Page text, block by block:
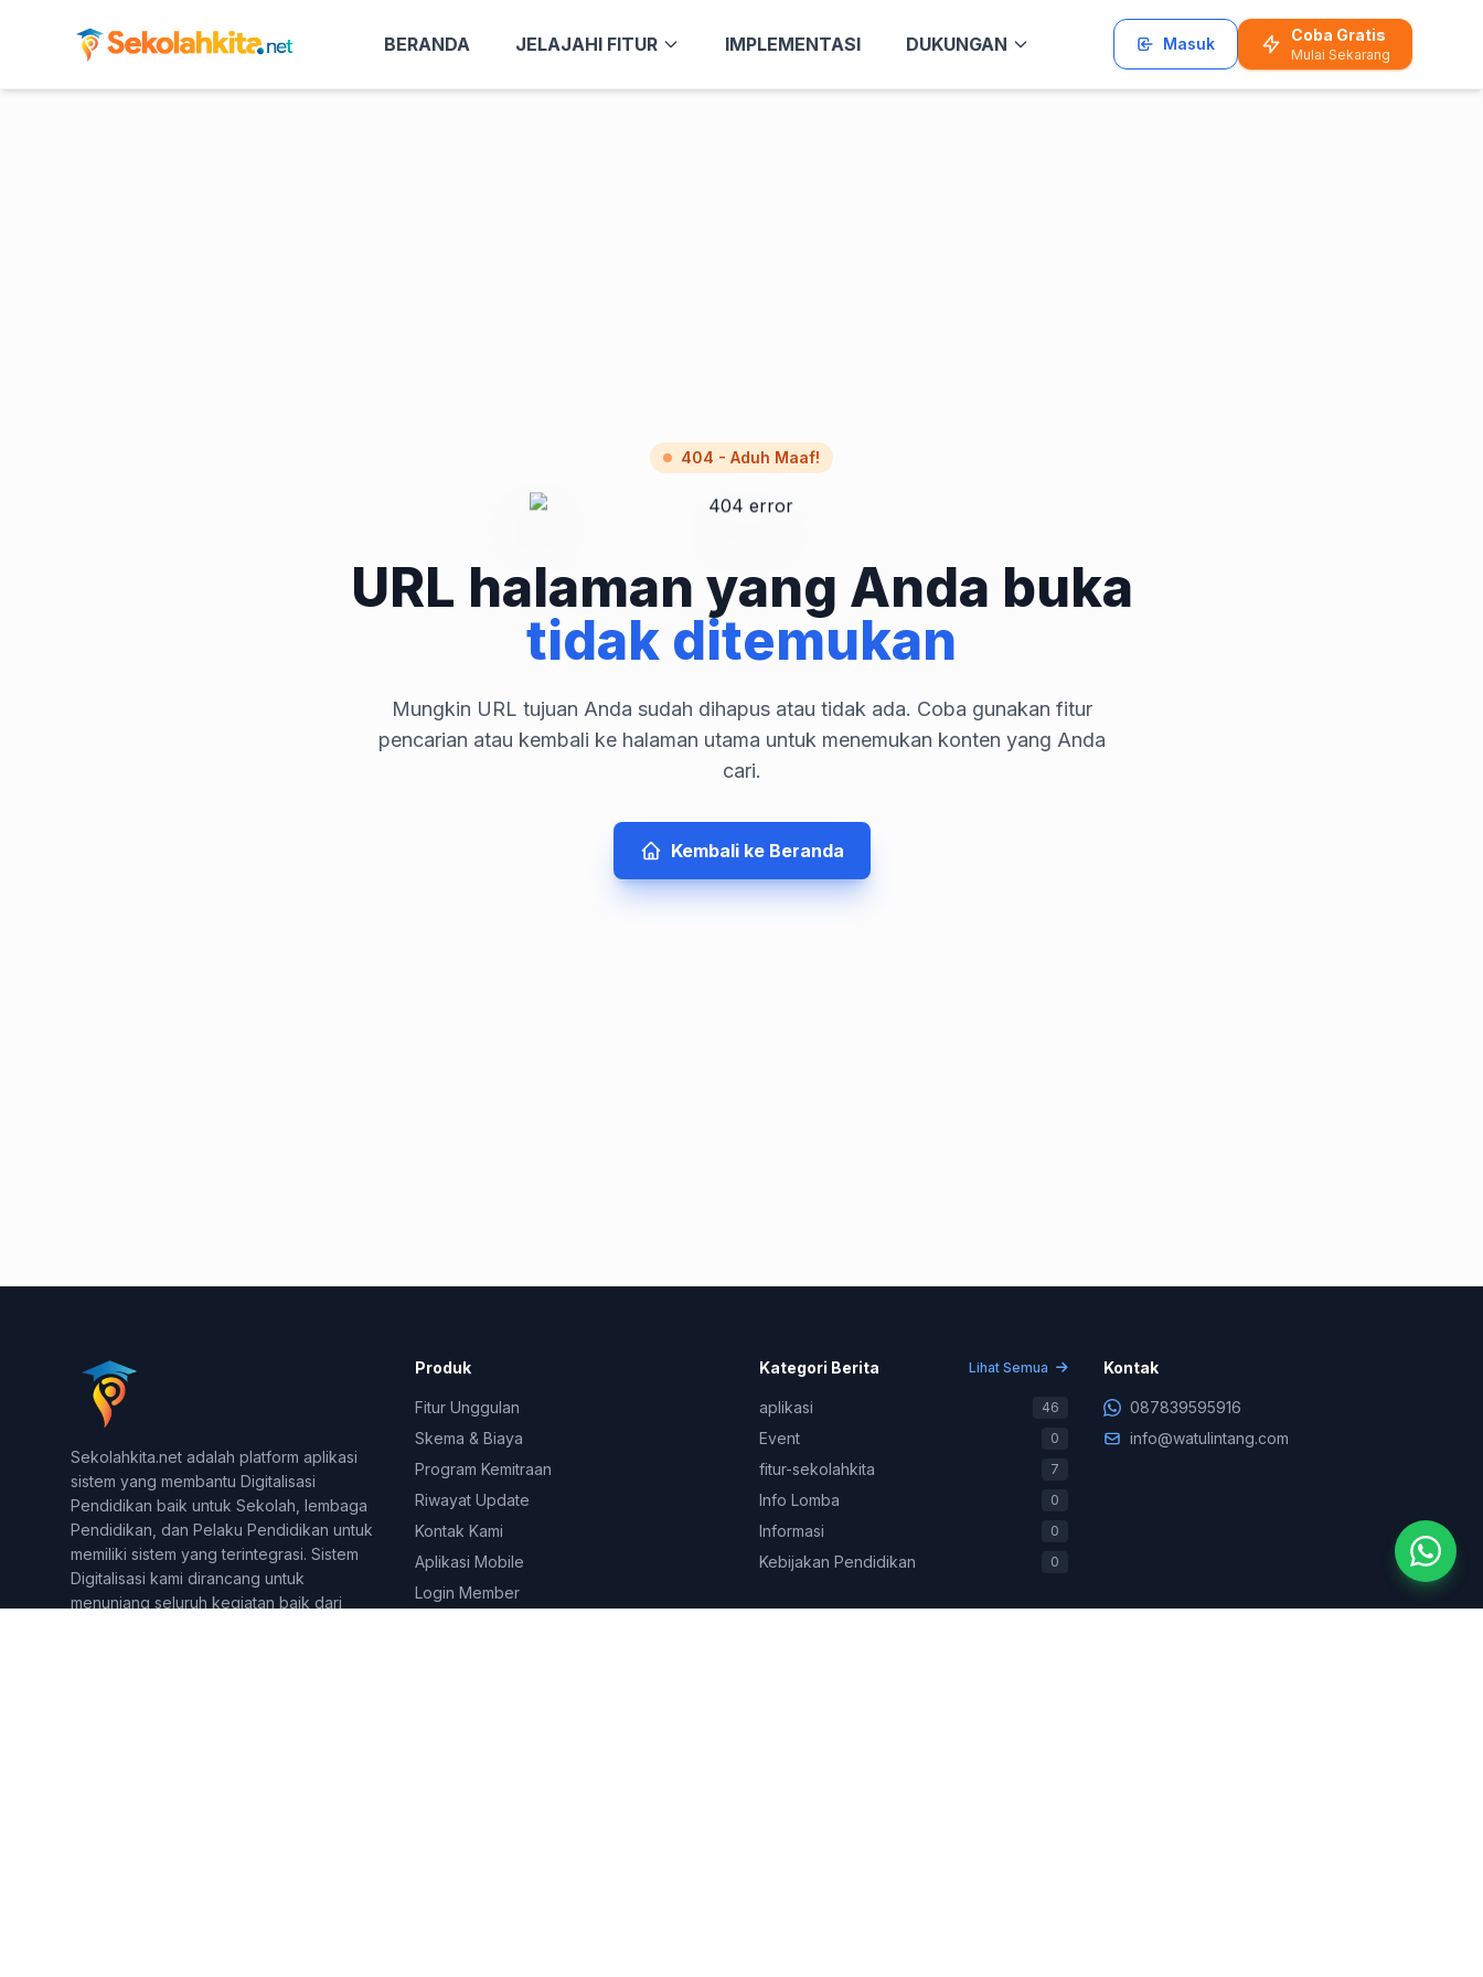
BERANDA JELAJAHI FITUR IMPLEMENTASI DUKUNGAN Masuk Coba Gratis
Mulai Sekarang
404 - Aduh Maaf!
URL halaman yang Anda buka
tidak ditemukan
Mungkin URL tujuan Anda sudah dihapus atau tidak ada. Coba gunakan fitur
pencarian atau kembali ke halaman utama untuk menemukan konten yang Anda
cari.
Kembali ke Beranda
Sekolahkita.net adalah platform aplikasi
sistem yang membantu Digitalisasi
Pendidikan baik untuk Sekolah, lembaga
Pendidikan, dan Pelaku Pendidikan untuk
memiliki sistem yang terintegrasi. Sistem
Digitalisasi kami dirancang untuk
menunjang seluruh kegiatan baik dari
Produk
Fitur Unggulan
Skema & Biaya
Program Kemitraan
Riwayat Update
Kontak Kami
Aplikasi Mobile
Login Member
Kategori Berita Lihat Semua
aplikasi 46
Event 0
fitur-sekolahkita 7
Info Lomba 0
Informasi 0
Kebijakan Pendidikan 0
Kontak
087839595916
info@watulintang.com
Support Teknis (WA Only)